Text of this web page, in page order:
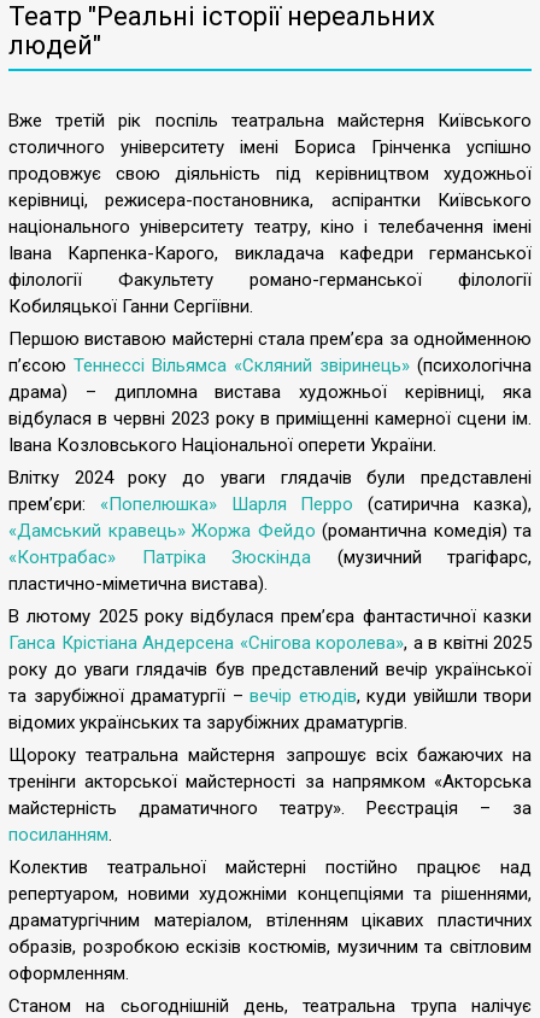
Театр "Реальні історії нереальних
людей"
Вже третій рік поспіль театральна майстерня Київського
столичного університету імені Бориса Грінченка успішно
продовжує свою діяльність під керівництвом художньої
керівниці, режисера-постановника, аспірантки Київського
національного університету театру, кіно і телебачення імені
Івана Карпенка-Карого, викладача кафедри германської
філології Факультету романо-германської філології
Кобиляцької Ганни Сергіївни.
Першою виставою майстерні стала прем’єра за однойменною
п’єсою Теннессі Вільямса «Скляний звіринець» (психологічна
драма) – дипломна вистава художньої керівниці, яка
відбулася в червні 2023 року в приміщенні камерної сцени ім.
Івана Козловського Національної оперети України.
Влітку 2024 року до уваги глядачів були представлені
прем’єри: «Попелюшка» Шарля Перро (сатирична казка),
«Дамський кравець» Жоржа Фейдо (романтична комедія) та
«Контрабас» Патріка Зюскінда (музичний трагіфарс,
пластично-міметична вистава).
В лютому 2025 року відбулася прем’єра фантастичної казки
Ганса Крістіана Андерсена «Снігова королева», а в квітні 2025
року до уваги глядачів був представлений вечір української
та зарубіжної драматургії – вечір етюдів, куди увійшли твори
відомих українських та зарубіжних драматургів.
Щороку театральна майстерня запрошує всіх бажаючих на
тренінги акторської майстерності за напрямком «Акторська
майстерність драматичного театру». Реєстрація – за
посиланням.
Колектив театральної майстерні постійно працює над
репертуаром, новими художніми концепціями та рішеннями,
драматургічним матеріалом, втіленням цікавих пластичних
образів, розробкою ескізів костюмів, музичним та світловим
оформленням.
Станом на сьогоднішній день, театральна трупа налічує